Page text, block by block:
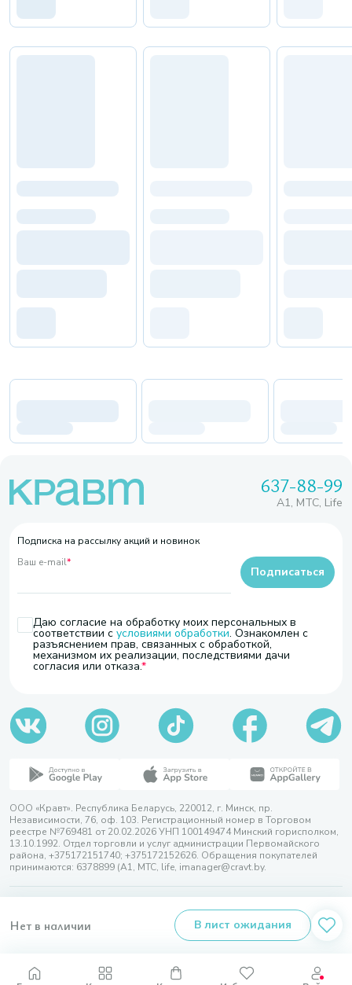
Нет в наличии В лист ожидания
637-88-99
A1, МТС, Life
Подписка на рассылку акций и новинок
Ваш e-mail*
Даю согласие на обработку моих персональных в
соответствии с условиями обработки. Ознакомлен с
разъяснением прав, связанных с обработкой,
механизмом их реализации, последствиями дачи
согласия или отказа.
Подписаться
ООО «Кравт». Республика Беларусь, 220012, г. Минск, пр.
Независимости, 76, оф. 103. Регистрационный номер в Торговом
реестре №769481 от 20.02.2026 УНП 100149474 Минский горисполком,
13.10.1992. Отдел торговли и услуг администрации Первомайского
района, +375172151740; +375172152626. Обращения покупателей
принимаются: 6378899 (А1, МТС, life, imanager@cravt.by.
Разработка сайта — SLAM
Выбор настроек Cookie